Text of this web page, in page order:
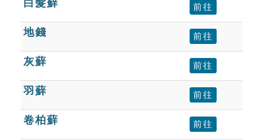
遊戲專區
教學應用
貓頭鷹博士
白髮蘚 前往
地錢 前往
灰蘚 前往
羽蘚 前往
卷柏蘚 前往